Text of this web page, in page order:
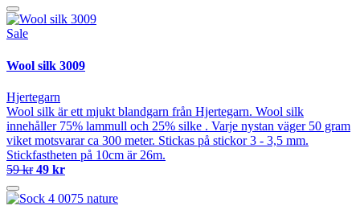
Sale
Wool silk 3009
Hjertegarn
Wool silk är ett mjukt blandgarn från Hjertegarn. Wool silk
innehåller 75% lammull och 25% silke . Varje nystan väger 50 gram
viket motsvarar ca 300 meter. Stickas på stickor 3 - 3,5 mm.
Stickfastheten på 10cm är 26m.
59 kr 49 kr